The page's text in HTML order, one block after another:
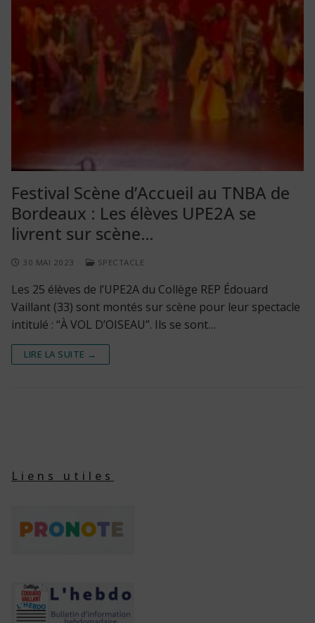
Festival Scène d’Accueil au TNBA de
Bordeaux : Les élèves UPE2A se
livrent sur scène…
30 MAI 2023 SPECTACLE
Les 25 élèves de l’UPE2A du Collège REP Édouard
Vaillant (33) sont montés sur scène pour leur spectacle
intitulé : “À VOL D’OISEAU”. Ils se sont…
LIRE LA SUITE →
Liens utiles